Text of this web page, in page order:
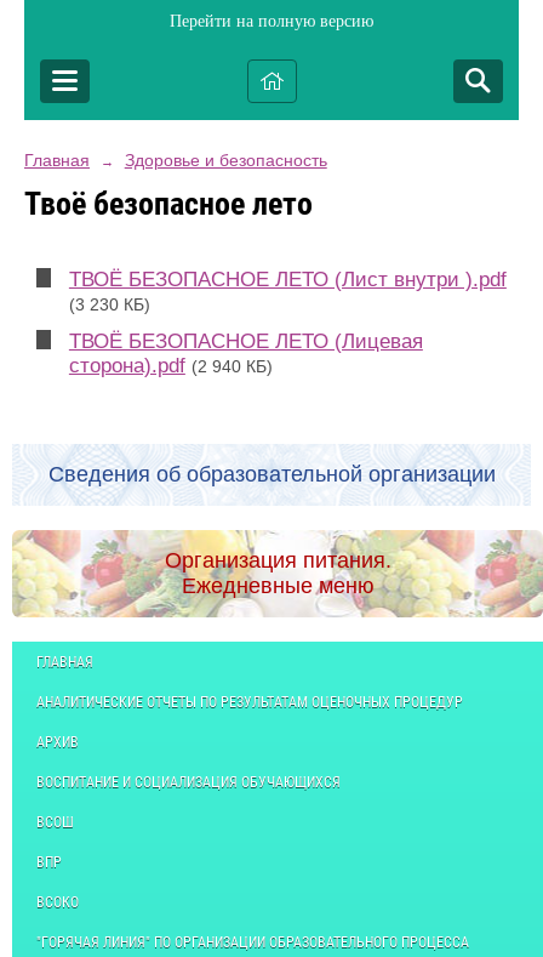
Перейти на полную версию
Главная → Здоровье и безопасность
Твоё безопасное лето
ТВОЁ БЕЗОПАСНОЕ ЛЕТО (Лист внутри ).pdf
(3 230 КБ)
ТВОЁ БЕЗОПАСНОЕ ЛЕТО (Лицевая
сторона).pdf (2 940 КБ)
Сведения об образовательной организации
Организация питания.
Ежедневные меню
ГЛАВНАЯ
АНАЛИТИЧЕСКИЕ ОТЧЕТЫ ПО РЕЗУЛЬТАТАМ ОЦЕНОЧНЫХ ПРОЦЕДУР
АРХИВ
ВОСПИТАНИЕ И СОЦИАЛИЗАЦИЯ ОБУЧАЮЩИХСЯ
ВСОШ
ВПР
ВСОКО
"ГОРЯЧАЯ ЛИНИЯ" ПО ОРГАНИЗАЦИИ ОБРАЗОВАТЕЛЬНОГО ПРОЦЕССА